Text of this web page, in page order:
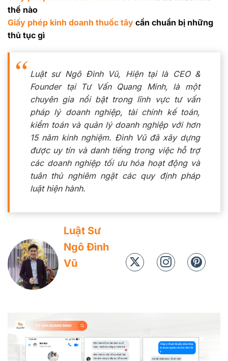
thế nào
Giấy phép kinh doanh thuốc tây cần chuẩn bị những
thủ tục gì
Luật sư Ngô Đình Vũ, Hiện tại là CEO &
Founder tại Tư Vấn Quang Minh, là một
chuyên gia nổi bật trong lĩnh vực tư vấn
pháp lý doanh nghiệp, tài chính kế toán,
kiểm toán và quản lý doanh nghiệp với hơn
15 năm kinh nghiệm. Đình Vũ đã xây dựng
được uy tín và danh tiếng trong việc hỗ trợ
các doanh nghiệp tối ưu hóa hoạt động và
tuân thủ nghiêm ngặt các quy định pháp
luật hiện hành.
Luật Sư
Ngô Đình
Vũ